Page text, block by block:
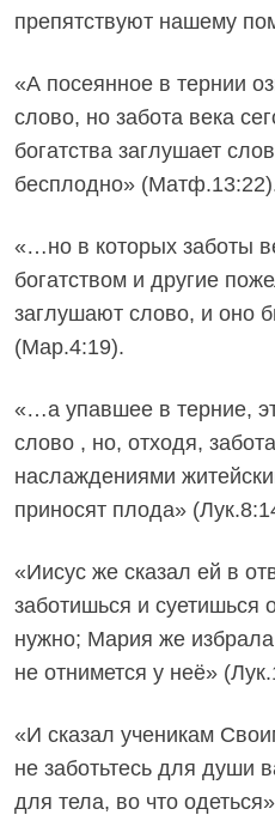
препятствуют нашему
«А посеянное в тернии
слово, но забота века
богатства заглушает
бесплодно»
«…но в которых заботы
богатством и другие
заглушают слово, и оно
(Мар.4:19).
«…а упавшее в терние,
слово , но, отходя,
наслаждениями
приносят плода»
«Иисус же сказал ей в
заботишься и суетишься
нужно; Мария же избрала
не отнимется у неё»
«И сказал ученикам
не заботьтесь для души
для тела, во что